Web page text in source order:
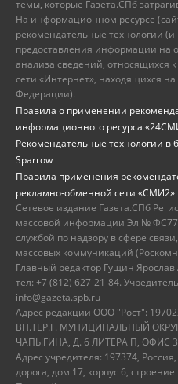
темы, которые Газета.СПб
На информационном ресурсе
рекомендательные технологии
предоставления информации на
анализа сведений, относящихся
сети «Интернет», находящихся
Федерации).
Правила о применении
информационного ресурса
Рекомендательные технологии
Sparrow
Правила применения
рекламно-обменной сети «СМИ2»
Сетевое издание Газета.СПб
массовой информации Эл №
службой по надзору в сфере
массовых коммуникаций
Главный редактор Гущин Ярослав
тел: +7 (812) 627-21-84.
info@gazeta.spb.ru
Адрес редакции ООО "Рост":
ВН.ТЕР.Г. МУНИЦИПАЛЬНЫЙ
ЧАПЫГИНА, Д. 6 ЛИТЕРА П, ОФИС
Адрес учредителя: 197374,
дорога, дом 17, корпус 6,